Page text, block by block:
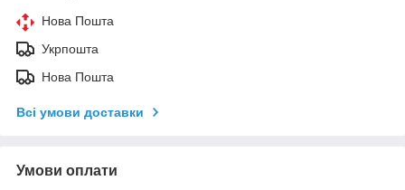
Нова Пошта
Укрпошта
Нова Пошта
Всі умови доставки
Умови оплати